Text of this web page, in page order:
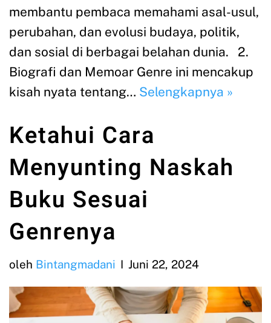
membantu pembaca memahami asal-usul,
perubahan, dan evolusi budaya, politik,
dan sosial di berbagai belahan dunia. 2.
Biografi dan Memoar Genre ini mencakup
kisah nyata tentang… Selengkapnya »
Ketahui Cara
Menyunting Naskah
Buku Sesuai
Genrenya
oleh Bintangmadani Juni 22, 2024